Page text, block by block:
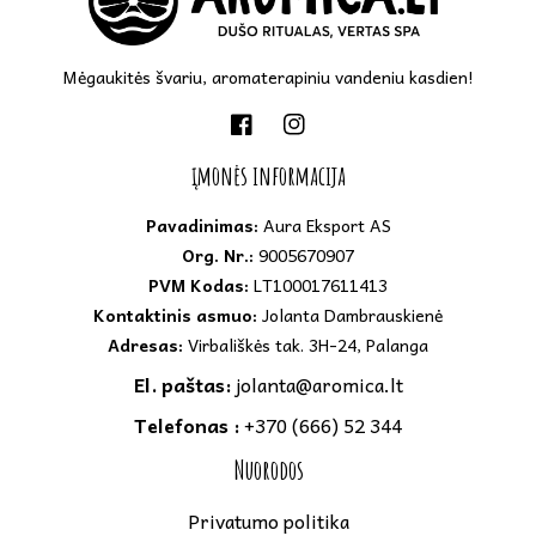
Mėgaukitės švariu, aromaterapiniu vandeniu kasdien!
„Facebook“„Instagram“
įmonės informacija
Pavadinimas: Aura Eksport AS
Org. Nr.: 9005670907
PVM Kodas: LT100017611413
Kontaktinis asmuo: Jolanta Dambrauskienė
Adresas: Virbališkės tak. 3H-24, Palanga
El. paštas: jolanta@aromica.lt
Telefonas :+370 (666) 52 344
Nuorodos
Privatumo politika